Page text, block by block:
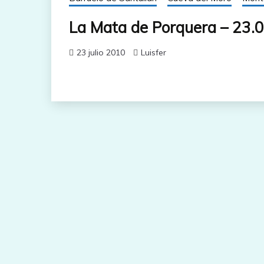
La Mata de Porquera –
23 julio 2010 Luisfer